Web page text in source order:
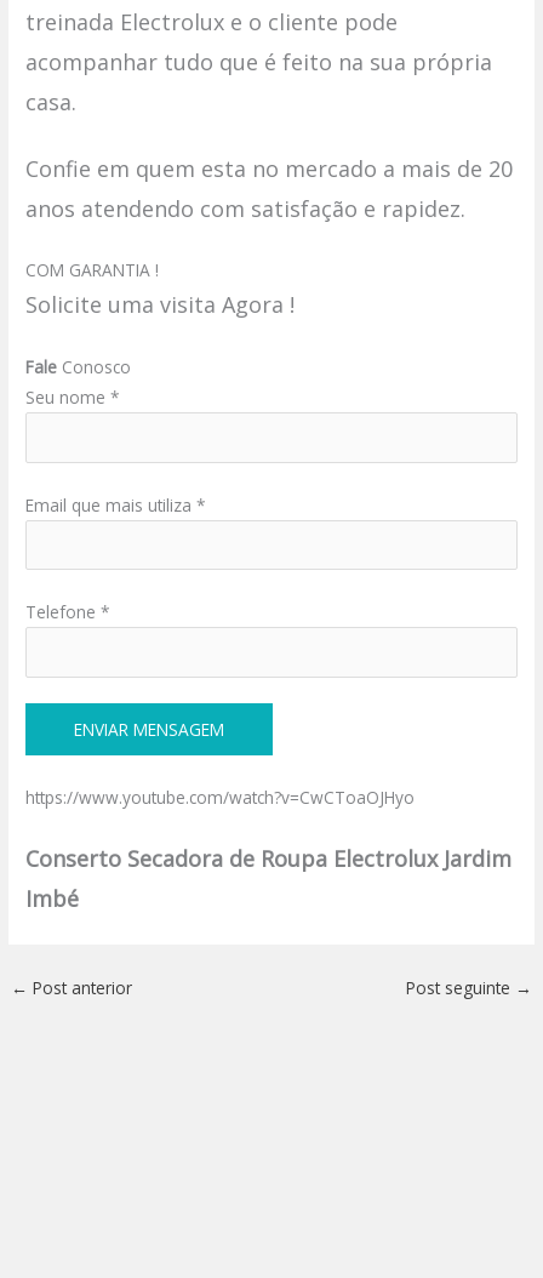
treinada Electrolux e o cliente pode
acompanhar tudo que é feito na sua própria
casa.
Confie em quem esta no mercado a mais de 20
anos atendendo com satisfação e rapidez.
COM GARANTIA !
Solicite uma visita Agora !
Fale Conosco
Seu nome *
Email que mais utiliza *
Telefone *
https://www.youtube.com/watch?v=CwCToaOJHyo
Conserto Secadora de Roupa Electrolux Jardim
Imbé
← Post anterior Post seguinte →